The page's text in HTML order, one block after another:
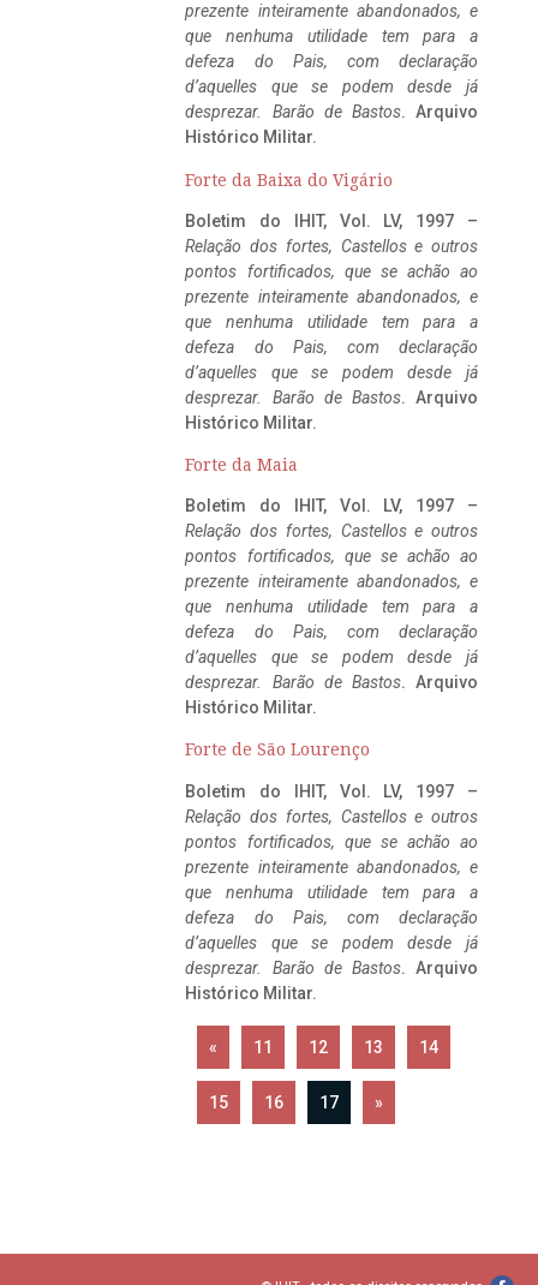
prezente inteiramente abandonados, e
que nenhuma utilidade tem para a
defeza do Pais, com declaração
d’aquelles que se podem desde já
desprezar. Barão de Bastos. Arquivo
Histórico Militar.
Forte da Baixa do Vigário
Boletim do IHIT, Vol. LV, 1997 –
Relação dos fortes, Castellos e outros
pontos fortificados, que se achão ao
prezente inteiramente abandonados, e
que nenhuma utilidade tem para a
defeza do Pais, com declaração
d’aquelles que se podem desde já
desprezar. Barão de Bastos. Arquivo
Histórico Militar.
Forte da Maia
Boletim do IHIT, Vol. LV, 1997 –
Relação dos fortes, Castellos e outros
pontos fortificados, que se achão ao
prezente inteiramente abandonados, e
que nenhuma utilidade tem para a
defeza do Pais, com declaração
d’aquelles que se podem desde já
desprezar. Barão de Bastos. Arquivo
Histórico Militar.
Forte de São Lourenço
Boletim do IHIT, Vol. LV, 1997 –
Relação dos fortes, Castellos e outros
pontos fortificados, que se achão ao
prezente inteiramente abandonados, e
que nenhuma utilidade tem para a
defeza do Pais, com declaração
d’aquelles que se podem desde já
desprezar. Barão de Bastos. Arquivo
Histórico Militar.
« 11 12 13 14
15 16 17 »